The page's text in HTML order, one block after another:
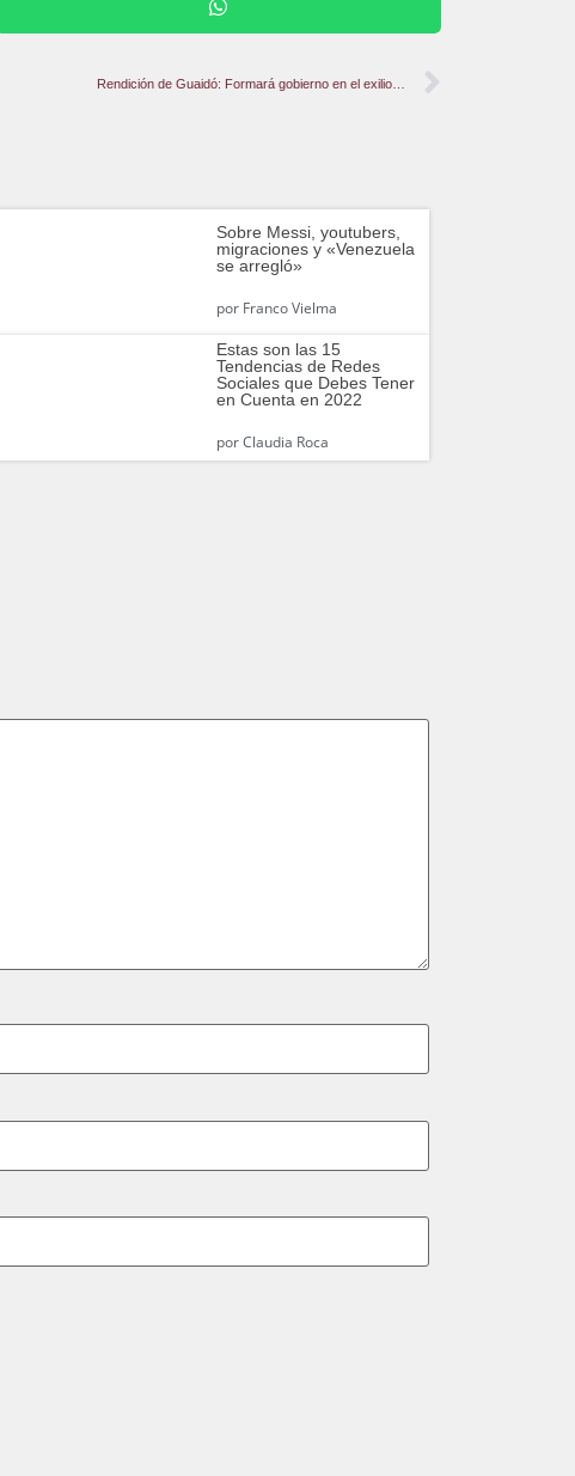
Rendición de Guaidó: Formará gobierno en el exilio…
Sobre Messi, youtubers,
migraciones y «Venezuela
se arregló»
porFranco Vielma
Estas son las 15
Tendencias de Redes
Sociales que Debes Tener
en Cuenta en 2022
porClaudia Roca